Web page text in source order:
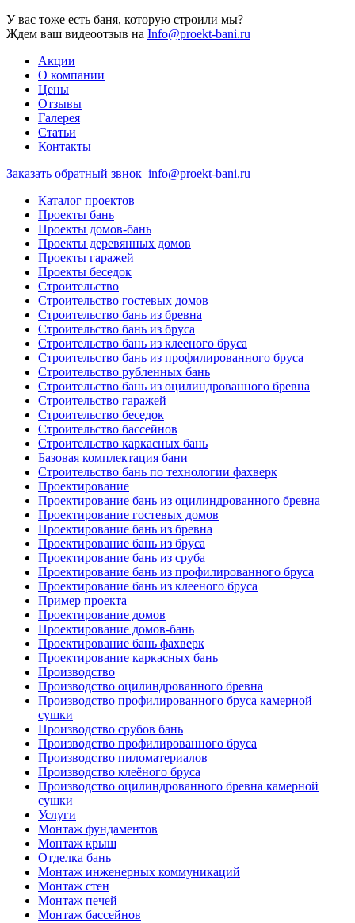
У вас тоже есть баня, которую строили мы?
Ждем ваш видеоотзыв на Info@proekt-bani.ru
Акции
О компании
Цены
Отзывы
Галерея
Статьи
Контакты
Заказать обратный звнок info@proekt-bani.ru
Каталог проектов
Проекты бань
Проекты домов-бань
Проекты деревянных домов
Проекты гаражей
Проекты беседок
Строительство
Строительство гостевых домов
Строительство бань из бревна
Строительство бань из бруса
Строительство бань из клееного бруса
Строительство бань из профилированного бруса
Строительство рубленных бань
Строительство бань из оцилиндрованного бревна
Строительство гаражей
Строительство беседок
Строительство бассейнов
Строительство каркасных бань
Базовая комплектация бани
Строительство бань по технологии фахверк
Проектирование
Проектирование бань из оцилиндрованного бревна
Проектирование гостевых домов
Проектирование бань из бревна
Проектирование бань из бруса
Проектирование бань из сруба
Проектирование бань из профилированного бруса
Проектирование бань из клееного бруса
Пример проекта
Проектирование домов
Проектирование домов-бань
Проектирование бань фахверк
Проектирование каркасных бань
Производство
Производство оцилиндрованного бревна
Производство профилированного бруса камерной
сушки
Производство срубов бань
Производство профилированного бруса
Производство пиломатериалов
Производство клеёного бруса
Производство оцилиндрованного бревна камерной
сушки
Услуги
Монтаж фундаментов
Монтаж крыш
Отделка бань
Монтаж инженерных коммуникаций
Монтаж стен
Монтаж печей
Монтаж бассейнов